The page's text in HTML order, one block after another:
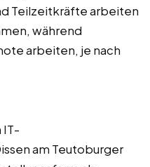
Teilzeitkräfte arbeiten
während
arbeiten, je nach
IT-
am Teutoburger